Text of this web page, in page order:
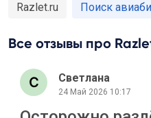
Razlet.ru Поиск
Все отзывы про
Светлана
24 Май 2026 10:17